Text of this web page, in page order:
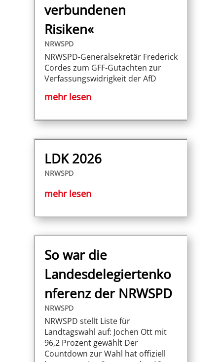
verbundenen
Risiken«
NRWSPD
NRWSPD-Generalsekretär Frederick
Cordes zum GFF-Gutachten zur
Verfassungswidrigkeit der AfD
mehr lesen
LDK 2026
NRWSPD
mehr lesen
So war die
Landesdelegiertenko
nferenz der NRWSPD
NRWSPD
NRWSPD stellt Liste für
Landtagswahl auf: Jochen Ott mit
96,2 Prozent gewählt Der
Countdown zur Wahl hat offiziell